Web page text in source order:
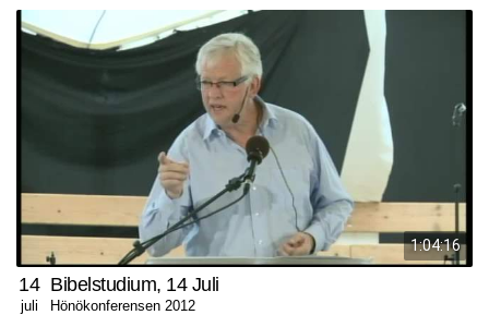
1:04:16
14
juli
Bibelstudium, 14 Juli
Hönökonferensen 2012